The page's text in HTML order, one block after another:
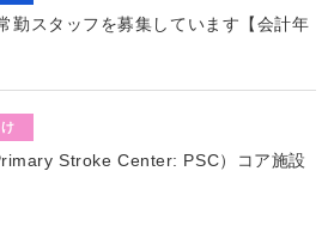
勤スタッフを募集しています【会計年
Stroke Center: PSC）コア施設